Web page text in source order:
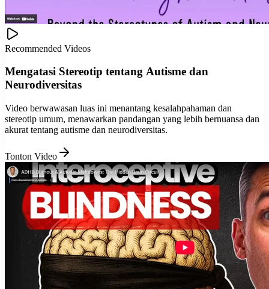
Recommended Videos
Mengatasi Stereotip tentang Autisme dan
Neurodiversitas
Video berwawasan luas ini menantang kesalahpahaman dan
stereotip umum, menawarkan pandangan yang lebih bernuansa dan
akurat tentang autisme dan neurodiversitas.
Tonton Video